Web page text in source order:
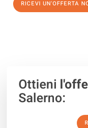
RICEVI UN'OFFERTA
Ottieni
Salerno: